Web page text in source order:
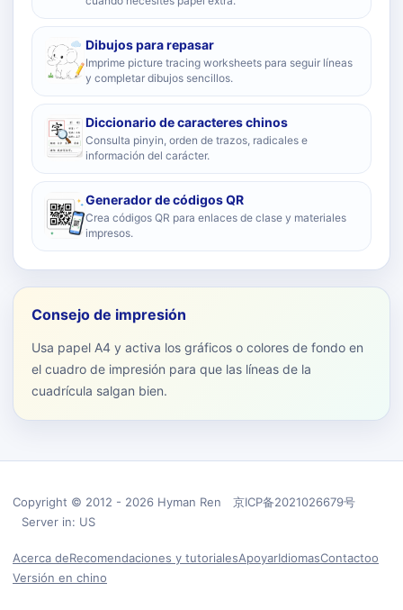
Dibujos para repasar
Imprime picture tracing worksheets para seguir líneas
y completar dibujos sencillos.
Diccionario de caracteres chinos
Consulta pinyin, orden de trazos, radicales e
información del carácter.
Generador de códigos QR
Crea códigos QR para enlaces de clase y materiales
impresos.
Consejo de impresión
Usa papel A4 y activa los gráficos o colores de fondo en
el cuadro de impresión para que las líneas de la
cuadrícula salgan bien.
Copyright © 2012 - 2026 Hyman Ren 京ICP备2021026679号
Server in: US
Acerca deRecomendaciones y tutorialesApoyarIdiomasContactoo
Versión en chino